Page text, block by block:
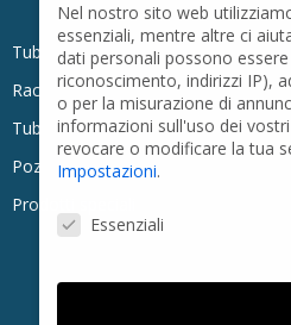
Tubi PVC
Raccordi PVC
Tubi e Raccordi in PVC-A
Pozzi Artesiani
Prodotti speciali
Nel nostro sito web
essenziali, mentre altre ci
dati personali possono
riconoscimento, indirizzi IP),
o per la misurazione di
informazioni sull'uso dei
revocare o modificare la tua
Impostazioni.
Preferenze Privacy
Essenziali